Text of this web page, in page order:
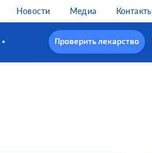
Новости Медиа
Проверить лекарство